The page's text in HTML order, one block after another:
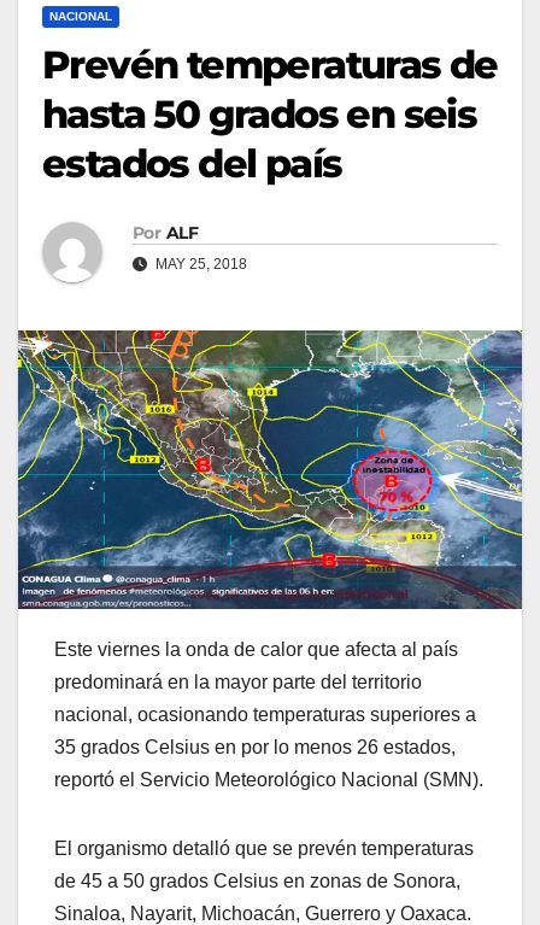
NACIONAL
Prevén temperaturas de
hasta 50 grados en seis
estados del país
Por ALF
MAY 25, 2018
Este viernes la onda de calor que afecta al país
predominará en la mayor parte del territorio
nacional, ocasionando temperaturas superiores a
35 grados Celsius en por lo menos 26 estados,
reportó el Servicio Meteorológico Nacional (SMN).
El organismo detalló que se prevén temperaturas
de 45 a 50 grados Celsius en zonas de Sonora,
Sinaloa, Nayarit, Michoacán, Guerrero y Oaxaca.